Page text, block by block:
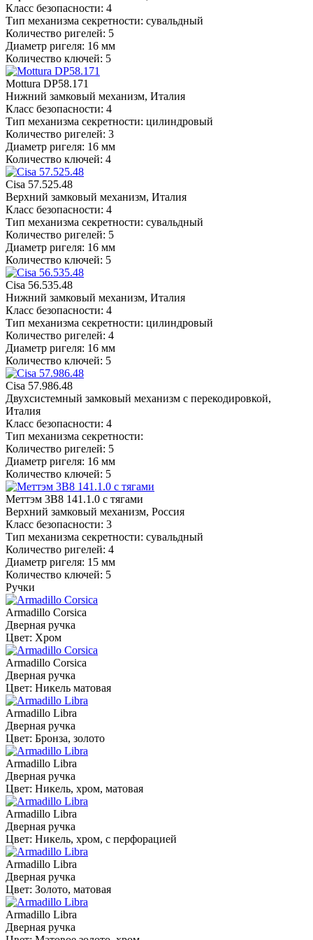
Класс безопасности: 4
Тип механизма секретности: сувальдный
Количество ригелей: 5
Диаметр ригеля: 16 мм
Количество ключей: 5
Mottura DP58.171
Нижний замковый механизм, Италия
Класс безопасности: 4
Тип механизма секретности: цилиндровый
Количество ригелей: 3
Диаметр ригеля: 16 мм
Количество ключей: 4
Cisa 57.525.48
Верхний замковый механизм, Италия
Класс безопасности: 4
Тип механизма секретности: сувальдный
Количество ригелей: 5
Диаметр ригеля: 16 мм
Количество ключей: 5
Cisa 56.535.48
Нижний замковый механизм, Италия
Класс безопасности: 4
Тип механизма секретности: цилиндровый
Количество ригелей: 4
Диаметр ригеля: 16 мм
Количество ключей: 5
Cisa 57.986.48
Двухсистемный замковый механизм с перекодировкой,
Италия
Класс безопасности: 4
Тип механизма секретности:
Количество ригелей: 5
Диаметр ригеля: 16 мм
Количество ключей: 5
Меттэм 3В8 141.1.0 с тягами
Верхний замковый механизм, Россия
Класс безопасности: 3
Тип механизма секретности: сувальдный
Количество ригелей: 4
Диаметр ригеля: 15 мм
Количество ключей: 5
Ручки
Armadillo Corsica
Дверная ручка
Цвет: Хром
Armadillo Corsica
Дверная ручка
Цвет: Никель матовая
Armadillo Libra
Дверная ручка
Цвет: Бронза, золото
Armadillo Libra
Дверная ручка
Цвет: Никель, хром, матовая
Armadillo Libra
Дверная ручка
Цвет: Никель, хром, с перфорацией
Armadillo Libra
Дверная ручка
Цвет: Золото, матовая
Armadillo Libra
Дверная ручка